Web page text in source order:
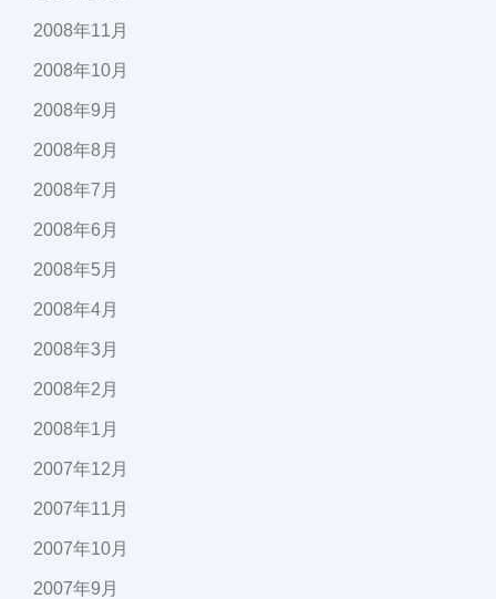
2008年11月
2008年10月
2008年9月
2008年8月
2008年7月
2008年6月
2008年5月
2008年4月
2008年3月
2008年2月
2008年1月
2007年12月
2007年11月
2007年10月
2007年9月